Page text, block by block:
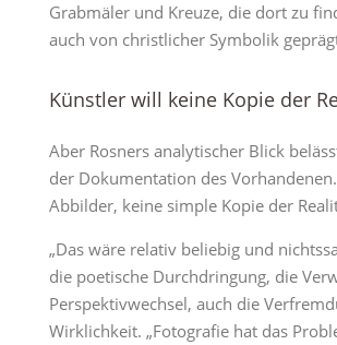
Grabmäler und Kreuze, die dort zu
auch von christlicher Symbolik
Künstler will keine Kopie der
Aber Rosners analytischer Blick
der Dokumentation des
Abbilder, keine simple Kopie der
„Das wäre relativ beliebig und
die poetische Durchdringung, die
Perspektivwechsel, auch die
Wirklichkeit. „Fotografie hat das